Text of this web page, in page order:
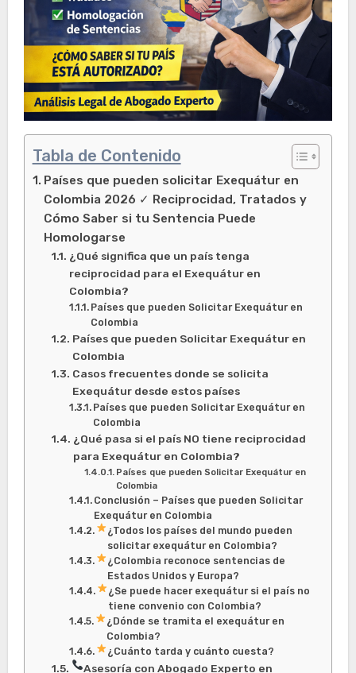
Tabla de Contenido
Países que pueden solicitar Exequátur en
Colombia 2026 ✓ Reciprocidad, Tratados y
Cómo Saber si tu Sentencia Puede
Homologarse
¿Qué significa que un país tenga
reciprocidad para el Exequátur en
Colombia?
Países que pueden Solicitar Exequátur en
Colombia
Países que pueden Solicitar Exequátur en
Colombia
Casos frecuentes donde se solicita
Exequátur desde estos países
Países que pueden Solicitar Exequátur en
Colombia
¿Qué pasa si el país NO tiene reciprocidad
para Exequátur en Colombia?
Países que pueden Solicitar Exequátur en
Colombia
Conclusión – Países que pueden Solicitar
Exequátur en Colombia
¿Todos los países del mundo pueden
solicitar exequátur en Colombia?
¿Colombia reconoce sentencias de
Estados Unidos y Europa?
¿Se puede hacer exequátur si el país no
tiene convenio con Colombia?
¿Dónde se tramita el exequátur en
Colombia?
¿Cuánto tarda y cuánto cuesta?
Asesoría con Abogado Experto en